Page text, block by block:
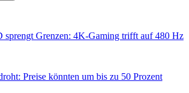
sprengt Grenzen: 4K-Gaming trifft auf 480 Hz
Preise könnten um bis zu 50 Prozent